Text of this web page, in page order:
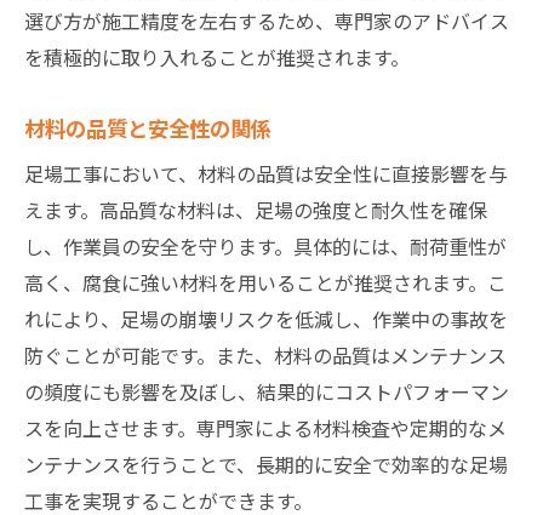
選び方が施工精度を左右するため、専門家のアドバイス
を積極的に取り入れることが推奨されます。
材料の品質と安全性の関係
足場工事において、材料の品質は安全性に直接影響を与
えます。高品質な材料は、足場の強度と耐久性を確保
し、作業員の安全を守ります。具体的には、耐荷重性が
高く、腐食に強い材料を用いることが推奨されます。こ
れにより、足場の崩壊リスクを低減し、作業中の事故を
防ぐことが可能です。また、材料の品質はメンテナンス
の頻度にも影響を及ぼし、結果的にコストパフォーマン
スを向上させます。専門家による材料検査や定期的なメ
ンテナンスを行うことで、長期的に安全で効率的な足場
工事を実現することができます。